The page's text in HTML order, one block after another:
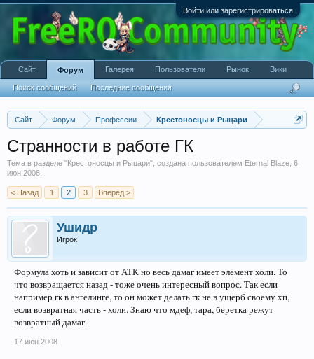
Войти или зарегистрироваться
Сайт Форум Профессии Крестоносцы и Рыцари
Странности в работе ГК
Тема в разделе "Крестоносцы и Рыцари", создана пользователем Eternal Blaze 6
июн 2008
< Назад 1 2 3 Вперёд >
Ушидр
Игрок
Формула хоть и зависит от АТК но весь дамаг имеет элемент холи. То
что возвращается назад - тоже очень интересный вопрос. Так если
например гк в ангелинге, то он может делать гк не в ущерб своему хп,
если возвратная часть - холи. Знаю что мдеф, тара, беретка режут
возвратный дамаг.
17 июн 2008
Сайт Форум
Поиск сообщений Последние сообщения
Галерея Пользователи Рынок Вики